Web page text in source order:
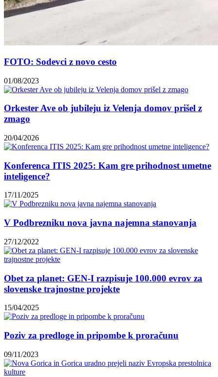
FOTO: Sodevci z novo cesto
01/08/2023
Orkester Ave ob jubileju iz Velenja domov prišel z
zmago
20/04/2026
Konferenca ITIS 2025: Kam gre prihodnost umetne
inteligence?
17/11/2025
V Podbrezniku nova javna najemna stanovanja
27/12/2022
Obet za planet: GEN-I razpisuje 100.000 evrov za
slovenske trajnostne projekte
15/04/2025
Poziv za predloge in pripombe k proračunu
09/11/2023